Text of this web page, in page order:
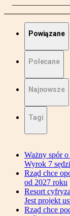
Powiązane
Polecane
Najnowsze
Tagi
Ważny spór
Wyrok 7
Rząd chce
od 2027 roku
Resort
Jest projekt
Rząd chce